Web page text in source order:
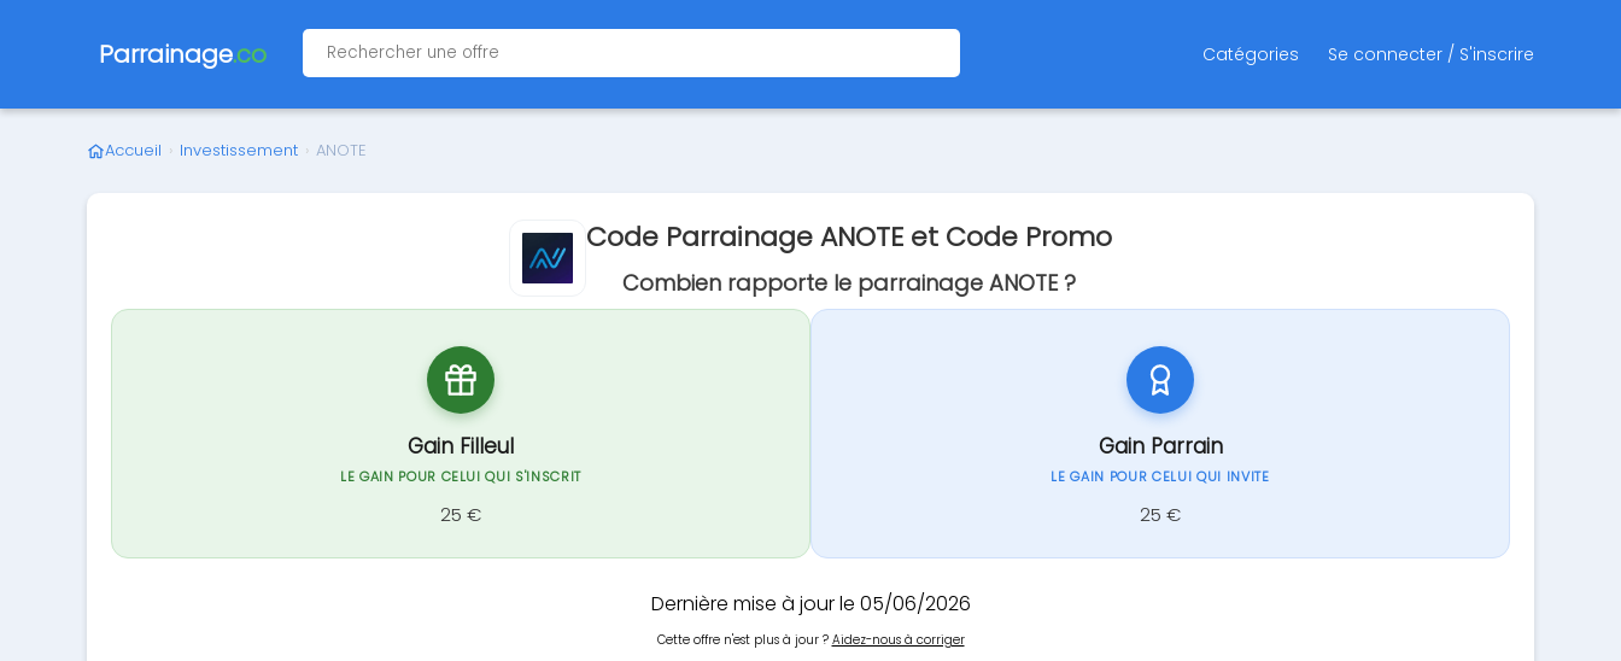
Parrainage.co Catégories Se connecter / S'inscrire
Accueil › Investissement › ANOTE
Code Parrainage ANOTE et Code Promo
Combien rapporte le parrainage ANOTE ?
Gain Filleul
LE GAIN POUR CELUI QUI S'INSCRIT
25 €
Gain Parrain
LE GAIN POUR CELUI QUI INVITE
25 €
Dernière mise à jour le 05/06/2026
Cette offre n'est plus à jour ? Aidez-nous à corriger